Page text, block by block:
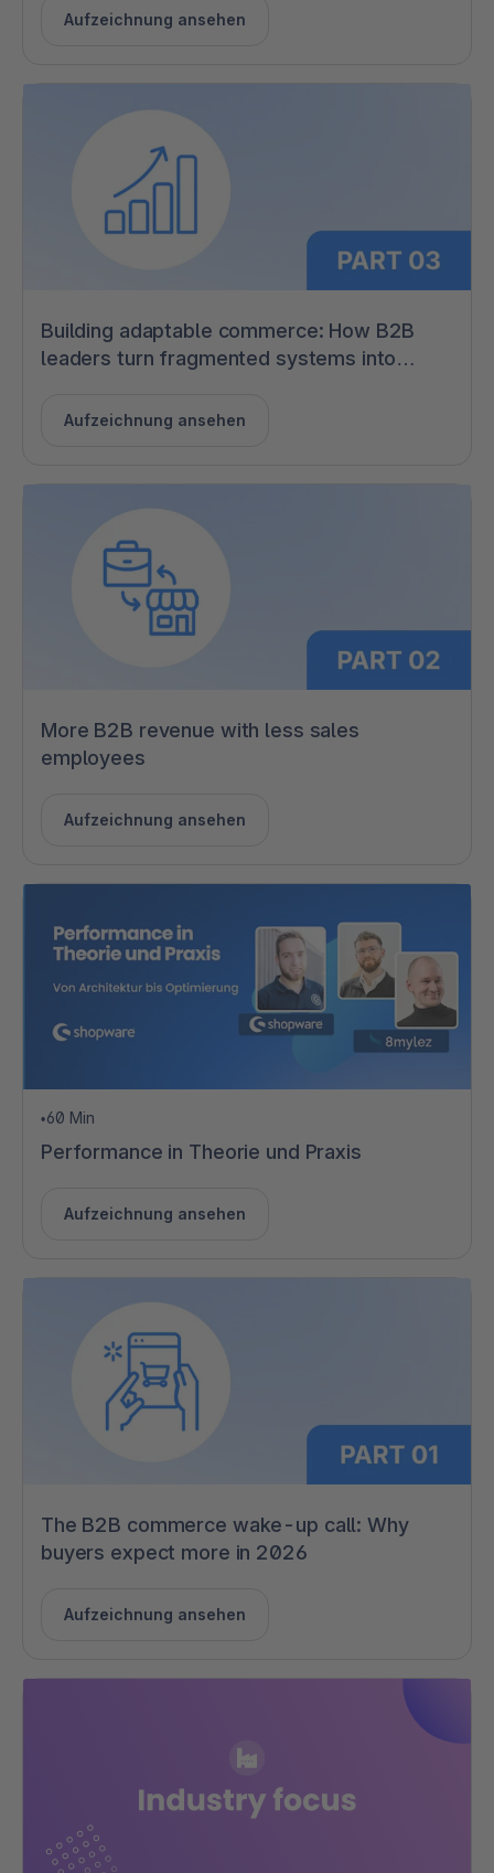
Aufzeichnung ansehen
Building adaptable commerce: How B2B
leaders turn fragmented systems into
Aufzeichnung ansehen
More B2B revenue with less sales
employees
Aufzeichnung ansehen
•60 Min
Performance in Theorie und Praxis
Aufzeichnung ansehen
The B2B commerce wake-up call: Why
buyers expect more in 2026
Aufzeichnung ansehen